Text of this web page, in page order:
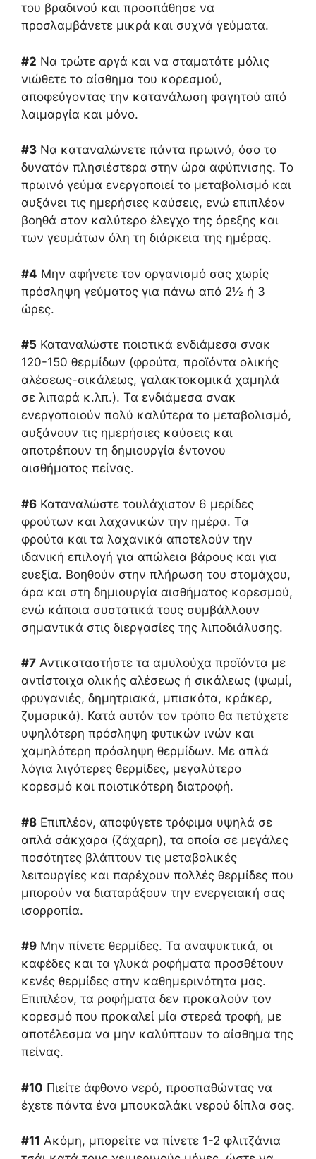
του βραδινού και προσπάθησε να
προσλαμβάνετε μικρά και συχνά γεύματα.
#2 Να τρώτε αργά και να σταματάτε μόλις
νιώθετε το αίσθημα του κορεσμού,
αποφεύγοντας την κατανάλωση φαγητού από
λαιμαργία και μόνο.
#3 Να καταναλώνετε πάντα πρωινό, όσο το
δυνατόν πλησιέστερα στην ώρα αφύπνισης. Το
πρωινό γεύμα ενεργοποιεί το μεταβολισμό και
αυξάνει τις ημερήσιες καύσεις, ενώ επιπλέον
βοηθά στον καλύτερο έλεγχο της όρεξης και
των γευμάτων όλη τη διάρκεια της ημέρας.
#4 Μην αφήνετε τον οργανισμό σας χωρίς
πρόσληψη γεύματος για πάνω από 2½ ή 3
ώρες.
#5 Καταναλώστε ποιοτικά ενδιάμεσα σνακ
120-150 θερμίδων (φρούτα, προϊόντα ολικής
αλέσεως-σικάλεως, γαλακτοκομικά χαμηλά
σε λιπαρά κ.λπ.). Τα ενδιάμεσα σνακ
ενεργοποιούν πολύ καλύτερα το μεταβολισμό,
αυξάνουν τις ημερήσιες καύσεις και
αποτρέπουν τη δημιουργία έντονου
αισθήματος πείνας.
#6 Καταναλώστε τουλάχιστον 6 μερίδες
φρούτων και λαχανικών την ημέρα. Τα
φρούτα και τα λαχανικά αποτελούν την
ιδανική επιλογή για απώλεια βάρους και για
ευεξία. Βοηθούν στην πλήρωση του στομάχου,
άρα και στη δημιουργία αισθήματος κορεσμού,
ενώ κάποια συστατικά τους συμβάλλουν
σημαντικά στις διεργασίες της λιποδιάλυσης.
#7 Αντικαταστήστε τα αμυλούχα προϊόντα με
αντίστοιχα ολικής αλέσεως ή σικάλεως (ψωμί,
φρυγανιές, δημητριακά, μπισκότα, κράκερ,
ζυμαρικά). Κατά αυτόν τον τρόπο θα πετύχετε
υψηλότερη πρόσληψη φυτικών ινών και
χαμηλότερη πρόσληψη θερμίδων. Με απλά
λόγια λιγότερες θερμίδες, μεγαλύτερο
κορεσμό και ποιοτικότερη διατροφή.
#8 Επιπλέον, αποφύγετε τρόφιμα υψηλά σε
απλά σάκχαρα (ζάχαρη), τα οποία σε μεγάλες
ποσότητες βλάπτουν τις μεταβολικές
λειτουργίες και παρέχουν πολλές θερμίδες που
μπορούν να διαταράξουν την ενεργειακή σας
ισορροπία.
#9 Μην πίνετε θερμίδες. Τα αναψυκτικά, οι
καφέδες και τα γλυκά ροφήματα προσθέτουν
κενές θερμίδες στην καθημερινότητα μας.
Επιπλέον, τα ροφήματα δεν προκαλούν τον
κορεσμό που προκαλεί μία στερεά τροφή, με
αποτέλεσμα να μην καλύπτουν το αίσθημα της
πείνας.
#10 Πιείτε άφθονο νερό, προσπαθώντας να
έχετε πάντα ένα μπουκαλάκι νερού δίπλα σας.
#11 Ακόμη, μπορείτε να πίνετε 1-2 φλιτζάνια